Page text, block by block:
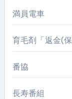
満員電車
育毛剤「返金(
番協
長寿番組